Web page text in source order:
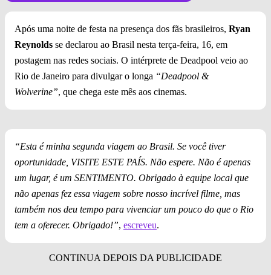
Após uma noite de festa na presença dos fãs brasileiros, Ryan
Reynolds se declarou ao Brasil nesta terça-feira, 16, em
postagem nas redes sociais. O intérprete de Deadpool veio ao
Rio de Janeiro para divulgar o longa “Deadpool &
Wolverine”, que chega este mês aos cinemas.
“Esta é minha segunda viagem ao Brasil. Se você tiver
oportunidade, VISITE ESTE PAÍS. Não espere. Não é apenas
um lugar, é um SENTIMENTO. Obrigado à equipe local que
não apenas fez essa viagem sobre nosso incrível filme, mas
também nos deu tempo para vivenciar um pouco do que o Rio
tem a oferecer. Obrigado!”, escreveu.